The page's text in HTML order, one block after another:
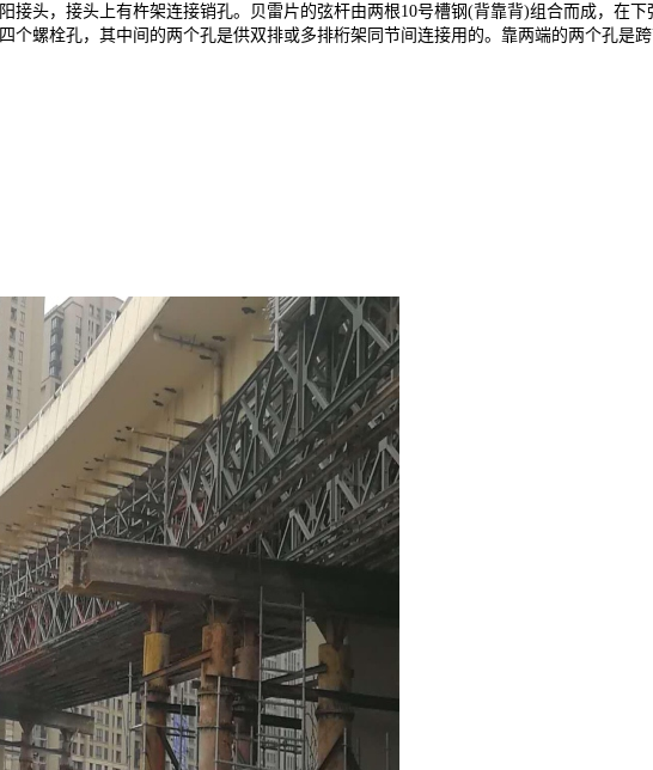
头，接头上有杵架连接销孔。贝雷片的弦杆由两根10号槽钢(背靠背)组合而成，在
螺栓孔，其中间的两个孔是供双排或多排桁架同节间连接用的。靠两端的两个孔是